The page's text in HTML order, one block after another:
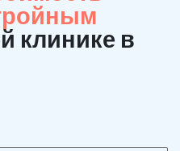
клинике в